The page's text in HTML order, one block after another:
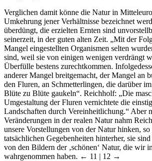
Verglichen damit könne die Natur in
Umkehrung jener Verhältnisse bezeichnet
überdüngt, die erzielten Ernten sind
seinerzeit, in der guten alten Zeit. „Mit der
Mangel eingestellten Organismen selten
sind, weil sie von einigen wenigen verdrängt
Überfülle bestens zurechtkommen.
anderer Mangel breitgemacht, der Mangel an
den Fluren, an Schmetterlingen, die darüber
Blüte zu Blüte gaukeln“. Reichholf: „Die
Umgestaltung der Fluren vernichtete die
Landschaften durch Vereinheitlichung.“ Aber
Veränderungen in der realen Natur nahm
unsere Vorstellungen von der Natur hinken,
tatsächlichen Gegebenheiten hinterher, sie
von den Bildern der ‚schönen‘ Natur, die wir
wahrgenommen haben. ← 11 | 12 →